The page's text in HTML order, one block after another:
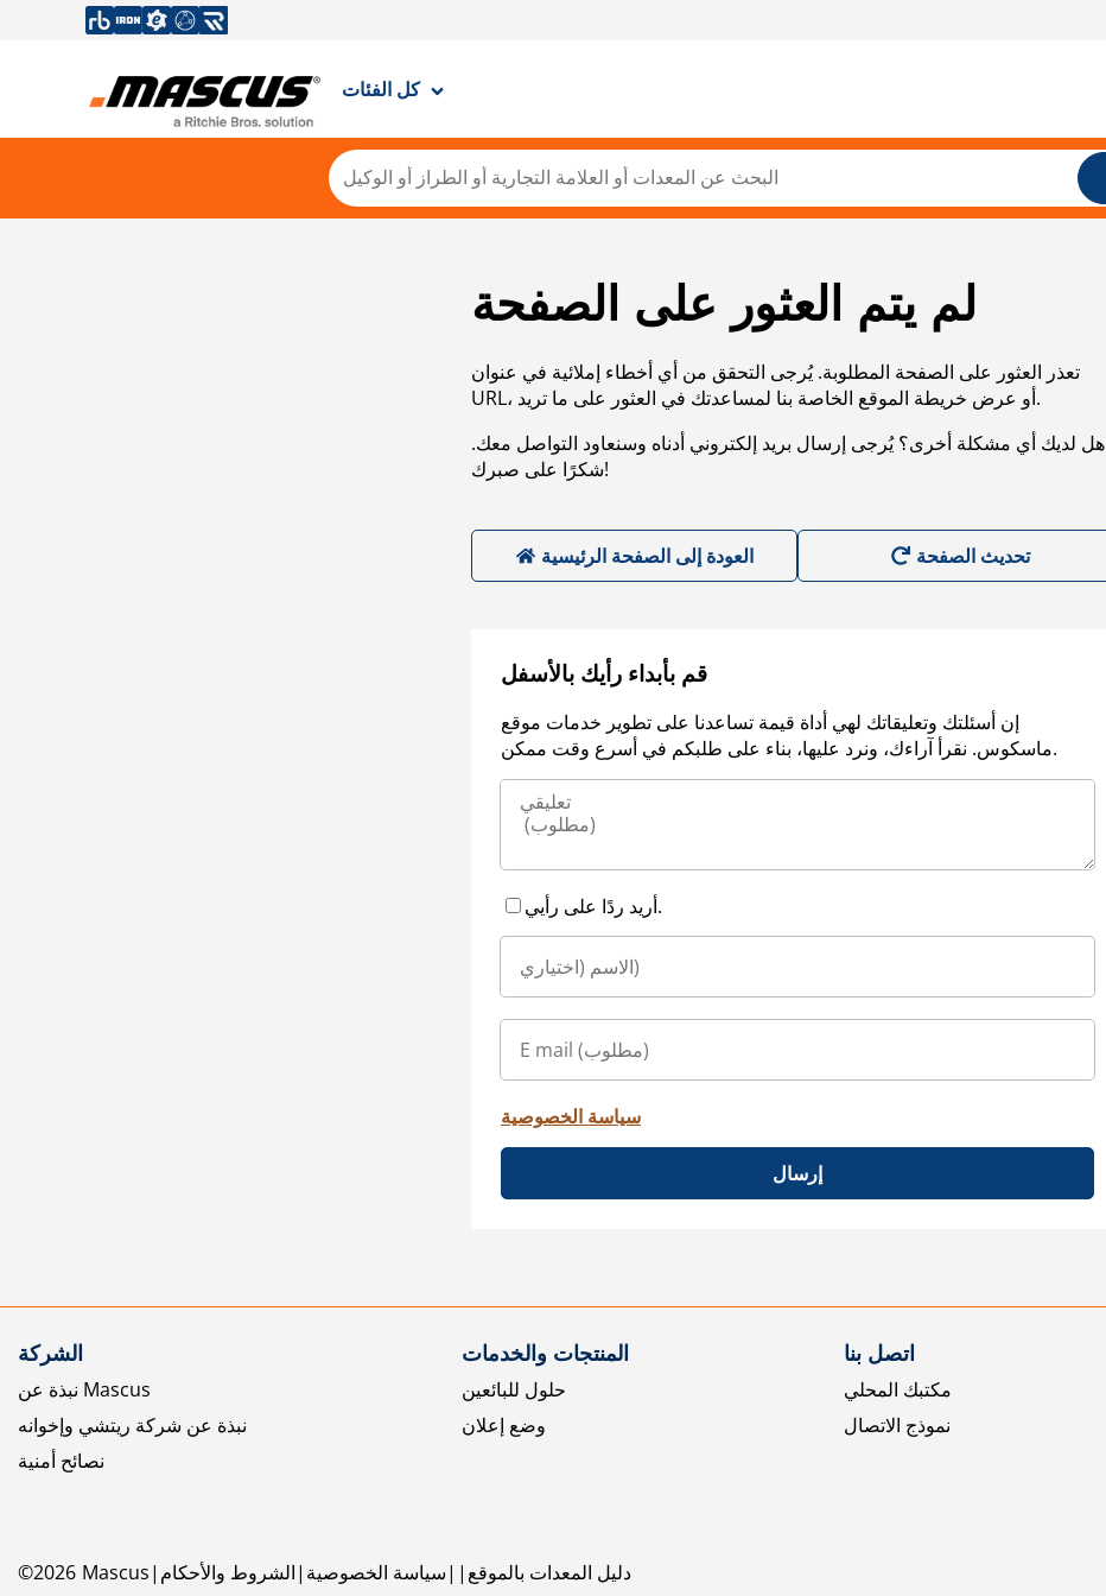
كل الفئات
لم يتم العثور على الصفحة
تعذر العثور على الصفحة المطلوبة. يُرجى التحقق من أي أخطاء إملائية في عنوان
URL، أو عرض خريطة الموقع الخاصة بنا لمساعدتك في العثور على ما تريد.
هل لديك أي مشكلة أخرى؟ يُرجى إرسال بريد إلكتروني أدناه وسنعاود التواصل معك.
شكرًا على صبرك!
العودة إلى الصفحة الرئيسية
قم بأبداء رأيك بالأسفل
إن أسئلتك وتعليقاتك لهي أداة قيمة تساعدنا على تطوير خدمات موقع
ماسكوس. نقرأ آراءك، ونرد عليها، بناء على طلبكم في أسرع وقت ممكن.
أريد ردًا على رأيي.
سياسة الخصوصية
إرسال
الشركة
نبذة عن Mascus
نبذة عن شركة ريتشي وإخوانه
نصائح أمنية
المنتجات والخدمات
حلول للبائعين
وضع إعلان
اتصل بنا
مكتبك المحلي
نموذج الاتصال
©2026 Mascus الشروط والأحكام سياسة الخصوصية دليل المعدات بالموقع